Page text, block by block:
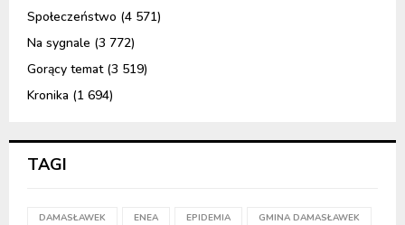
Społeczeństwo (4 571)
Na sygnale (3 772)
Gorący temat(3 519)
Kronika (1 694)
TAGI
DAMASŁAWEK ENEA EPIDEMIA GMINA DAMASŁAWEK